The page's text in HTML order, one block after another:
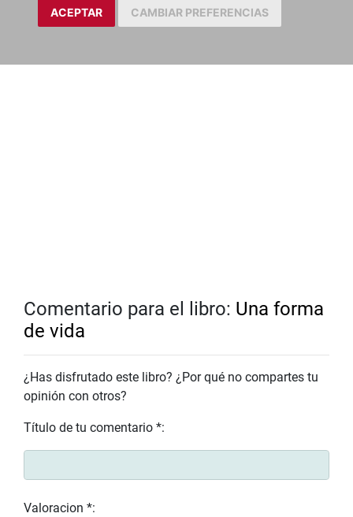
ACEPTAR CAMBIAR PREFERENCIAS
Comentario para el libro: Una forma
de vida
¿Has disfrutado este libro? ¿Por qué no compartes tu
opinión con otros?
Título de tu comentario *:
Valoracion *: